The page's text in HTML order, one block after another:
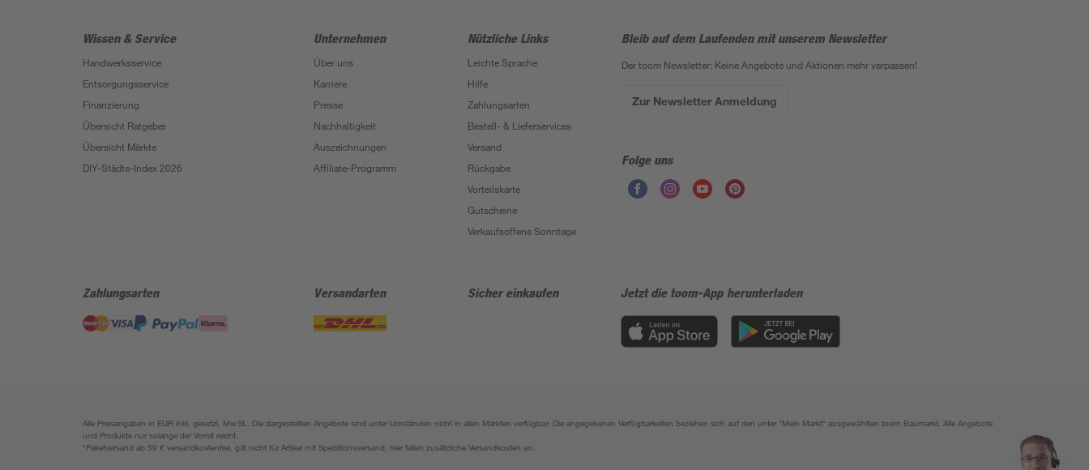
Wissen & Service
Handwerksservice
Entsorgungsservice
Finanzierung
Übersicht Ratgeber
Übersicht Märkte
DIY-Städte-Index 2026
Unternehmen
Über uns
Karriere
Presse
Nachhaltigkeit
Auszeichnungen
Affiliate-Programm
Nützliche Links
Leichte Sprache
Hilfe
Zahlungsarten
Bestell- & Lieferservices
Versand
Rückgabe
Vorteilskarte
Gutscheine
Verkaufsoffene Sonntage
Bleib auf dem Laufenden mit unserem Newsletter
Der toom Newsletter: Keine Angebote und Aktionen mehr verpassen!
Zur Newsletter Anmeldung
Folge uns
Zahlungsarten Versandarten Sicher einkaufen Jetzt die toom-App herunterladen
Alle Preisangaben in EUR inkl. gesetzl. MwSt.. Die dargestellten Angebote sind unter Umständen nicht in allen Märkten verfügbar. Die angegebenen Verfügbarkeiten beziehen sich auf den unter "Mein Markt" ausgewählten toom Baumarkt. Alle Angebote
und Produkte nur solange der Vorrat reicht.
*Paketversand ab 59 € versandkostenfrei, gilt nicht für Artikel mit Speditionsversand, hier fallen zusätzliche Versandkosten an.